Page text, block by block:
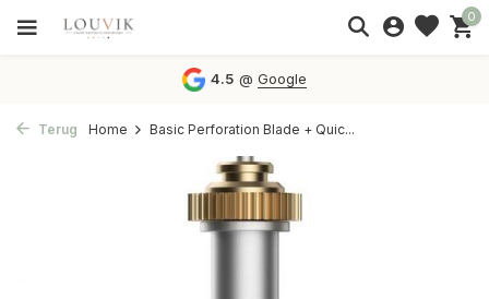
0
4.5 @Google
Terug Home Basic Perforation Blade + Quic...